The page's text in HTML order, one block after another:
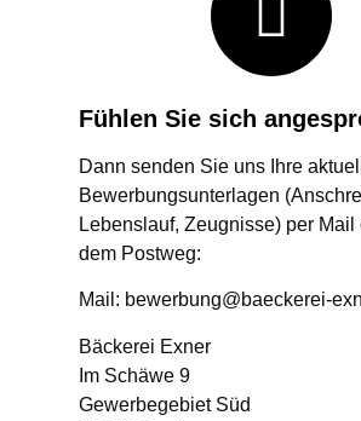
Fühlen Sie sich
Dann senden Sie uns Ihre
Bewerbungsunterlagen
Lebenslauf, Zeugnisse) per Mail
dem Postweg:
Mail: bewerbung@baeckerei-
Bäckerei Exner
Im Schäwe 9
Gewerbegebiet Süd